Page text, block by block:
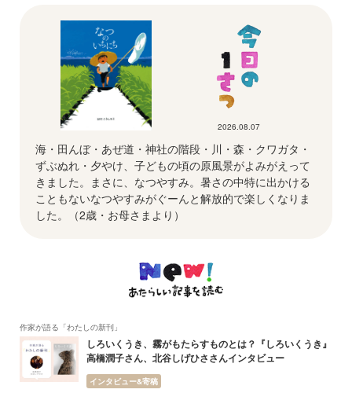
2026.08.07
海・田んぼ・あぜ道・神社の階段・川・森・クワガタ・
ずぶぬれ・夕やけ、子どもの頃の原風景がよみがえって
きました。まさに、なつやすみ。暑さの中特に出かける
こともないなつやすみがぐーんと解放的で楽しくなりま
した。（2歳・お母さまより）
作家が語る「わたしの新刊」
しろいくうき、霧がもたらすものとは？『しろいくうき』
高橋潤子さん、北谷しげひささんインタビュー
インタビュー&寄稿